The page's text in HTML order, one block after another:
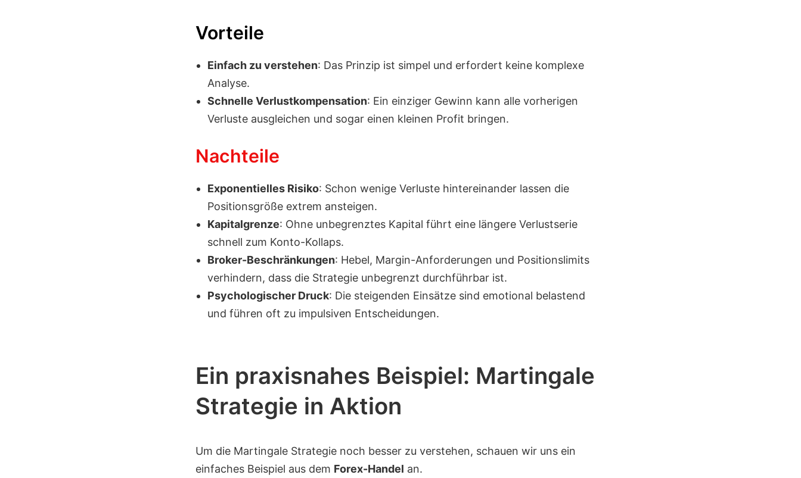
Vorteile
Einfach zu verstehen: Das Prinzip ist simpel und erfordert keine komplexe
Analyse.
Schnelle Verlustkompensation: Ein einziger Gewinn kann alle vorherigen
Verluste ausgleichen und sogar einen kleinen Profit bringen.
Nachteile
Exponentielles Risiko: Schon wenige Verluste hintereinander lassen die
Positionsgröße extrem ansteigen.
Kapitalgrenze: Ohne unbegrenztes Kapital führt eine längere Verlustserie
schnell zum Konto-Kollaps.
Broker-Beschränkungen: Hebel, Margin-Anforderungen und Positionslimits
verhindern, dass die Strategie unbegrenzt durchführbar ist.
Psychologischer Druck: Die steigenden Einsätze sind emotional belastend
und führen oft zu impulsiven Entscheidungen.
Ein praxisnahes Beispiel: Martingale
Strategie in Aktion
Um die Martingale Strategie noch besser zu verstehen, schauen wir uns ein
einfaches Beispiel aus dem Forex-Handel an.